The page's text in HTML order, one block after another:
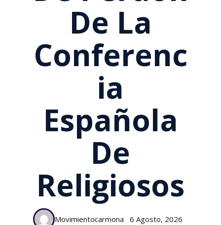
De La
Conferenc
Ia
Española
De
Religiosos
Movimientocarmona 6 Agosto, 2026